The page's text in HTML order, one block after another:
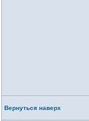
Вернуться наверх